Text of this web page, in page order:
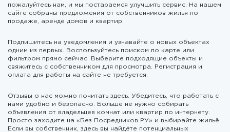
пожалуйтесь нам, и мы постараемся улучшить сервис. На нашем
сайте собраны предложения от собственников жилья по
продаже, аренде домов и квартир.
Подпишитесь на уведомления и узнавайте о новых объектах
одним из первых. Воспользуйтесь поиском по карте или
фильтром прямо сейчас. Выберите подходящие объекты и
свяжитесь с собственником для просмотра. Регистрация и
оплата для работы на сайте не требуется.
Отзывы о нас можно почитать здесь. Убедитесь, что работать с
нами удобно и безопасно. Больше не нужно собирать
объявления от владельцев комнат или квартир по интернету.
Просто заходите на «Без Посредников РУ» и выбирайте жильё.
Если вы собственник, здесь вы найдёте потенциальных